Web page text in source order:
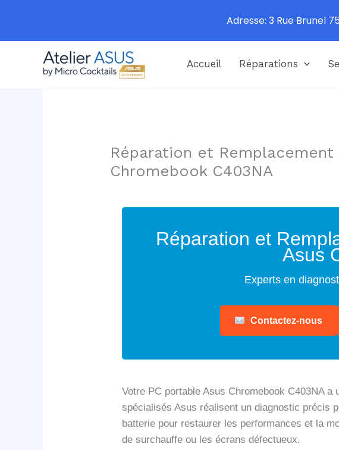
Accueil Réparations
Réparation et
Chromebook C403NA
Réparation et
Asus
Experts en
Contactez-nous
Votre PC portable Asus Chromebook C403NA
spécialisés Asus réalisent un diagnostic précis
batterie pour restaurer les performances et la
de surchauffe ou les écrans défectueux.
Adresse: 3 Rue Brunel